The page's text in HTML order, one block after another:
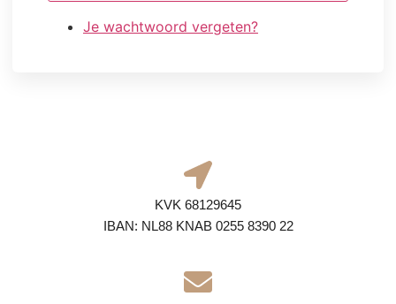
Je wachtwoord vergeten?
KVK 68129645
IBAN: NL88 KNAB 0255 8390 22